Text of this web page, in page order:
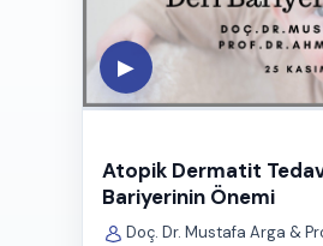
▶
Atopik Dermatit
Bariyerinin Önemi
Doç. Dr. Mustafa Arga &